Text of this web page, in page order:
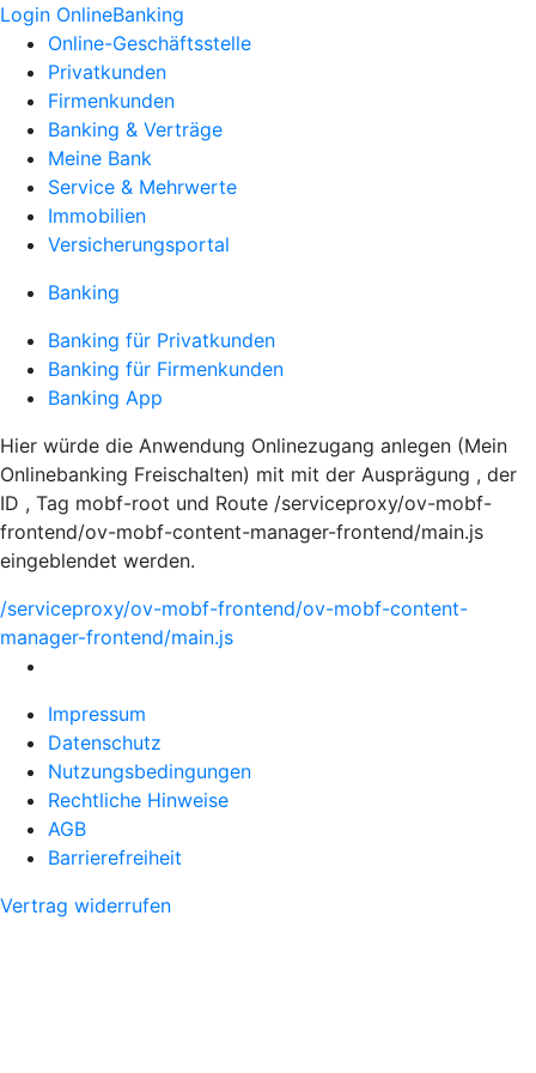
Login OnlineBanking
Online-Geschäftsstelle
Privatkunden
Firmenkunden
Banking & Verträge
Meine Bank
Service & Mehrwerte
Immobilien
Versicherungsportal
Banking
Banking für Privatkunden
Banking für Firmenkunden
Banking App
Hier würde die Anwendung Onlinezugang anlegen (Mein
Onlinebanking Freischalten) mit mit der Ausprägung , der
ID , Tag mobf-root und Route /serviceproxy/ov-mobf-
frontend/ov-mobf-content-manager-frontend/main.js
eingeblendet werden.
/serviceproxy/ov-mobf-frontend/ov-mobf-content-
manager-frontend/main.js
Impressum
Datenschutz
Nutzungsbedingungen
Rechtliche Hinweise
AGB
Barrierefreiheit
Vertrag widerrufen